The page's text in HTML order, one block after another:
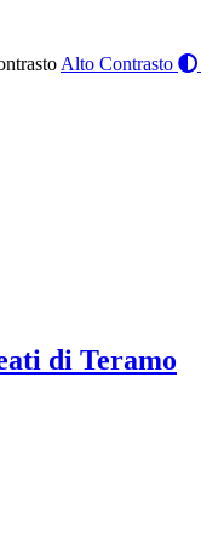
Alto Contrasto
di Teramo